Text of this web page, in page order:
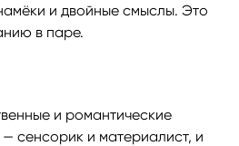
и двойные смыслы. Это
в паре.
и романтические
сенсорик и материалист, и